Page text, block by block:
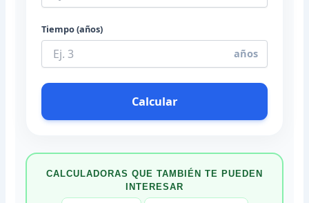
Tiempo (años)
años
Calcular
CALCULADORAS QUE TAMBIÉN TE PUEDEN
INTERESAR